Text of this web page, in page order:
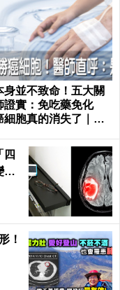
身並不致命！五大關
證實：免吃藥免化
細胞真的消失了｜每
四
！
！